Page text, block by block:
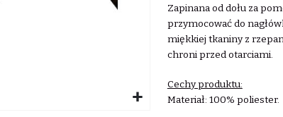
Zapinana od dołu za
przymocować do
miękkiej tkaniny z
chroni przed otarciami.
Cechy produktu:
Materiał: 100% poliester.